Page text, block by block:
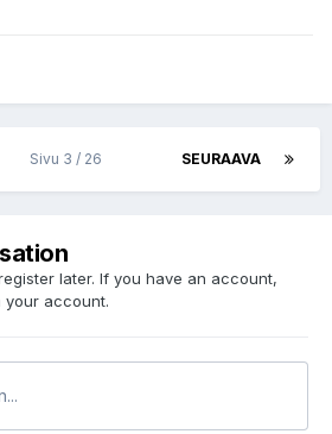
SEURAAVA
Sivu 3 / 26
later. If you have an account,
your account.